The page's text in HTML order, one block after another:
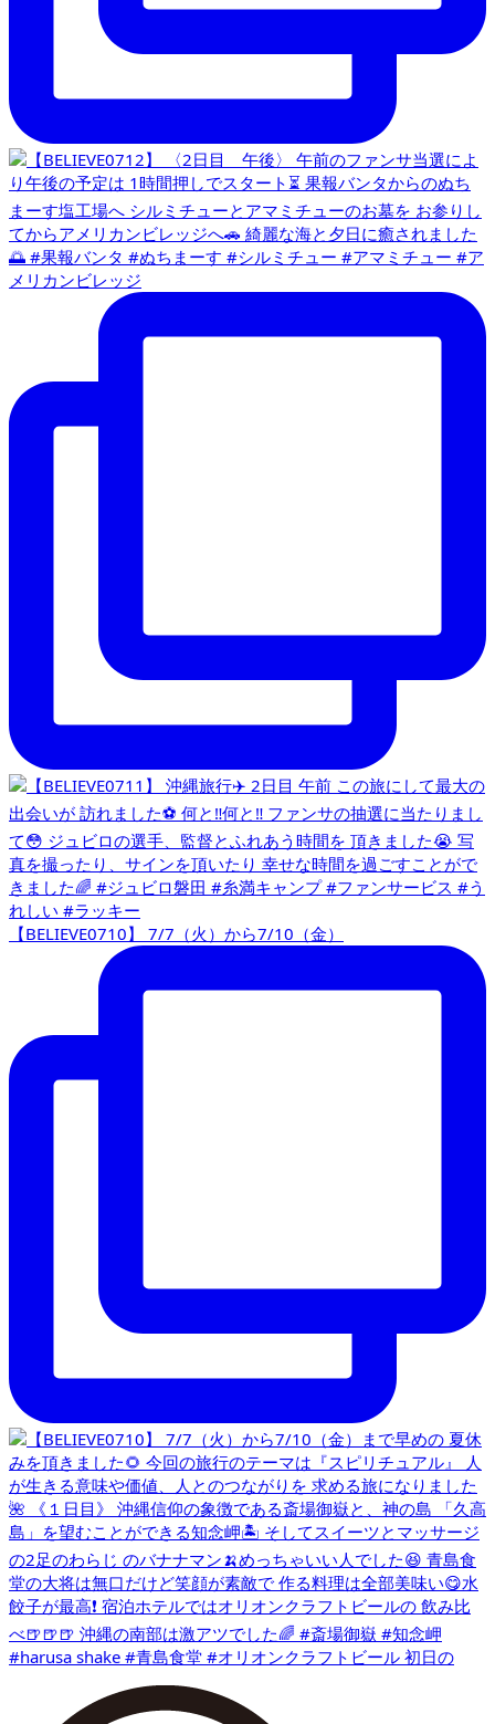
【BELIEVE0710】 7/7（火）から7/10（金）